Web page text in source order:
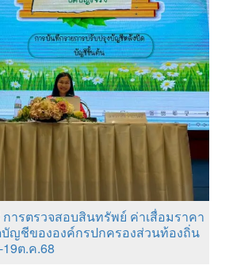
ารตรวจสอบสินทรัพย์ ค่าเสื่อมราคา
ญชีขององค์กรปกครองส่วนท้องถิ่น
ต.ค.68